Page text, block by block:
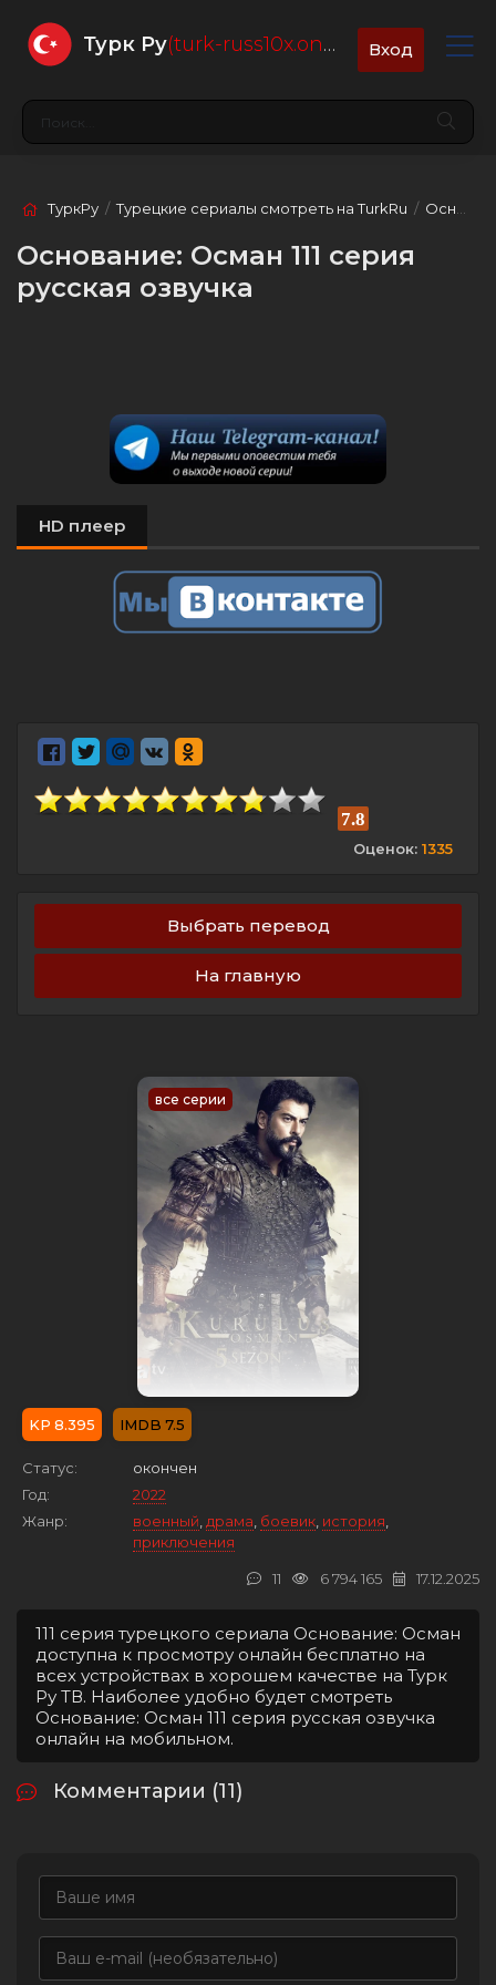
Турк Ру(turk-russ10x.online) Вход
ТуркРу /Турецкие сериалы смотреть на TurkRu / Основание: Осман
Основание: Осман 111 серия
русская озвучка
HD плеер
7.8
Оценок: 1335
Выбрать перевод
На главную
все серии
8.395 7.5
Статус:
окончен
Год:
2022
Жанр:
военный драма боевик история
приключения
17.12.2025
6 794 165
11
111 серия турецкого сериала Основание: Осман
доступна к просмотру онлайн бесплатно на
всех устройствах в хорошем качестве на Турк
Ру ТВ. Наиболее удобно будет смотреть
Основание: Осман 111 серия русская озвучка
онлайн на мобильном.
Комментарии (11)